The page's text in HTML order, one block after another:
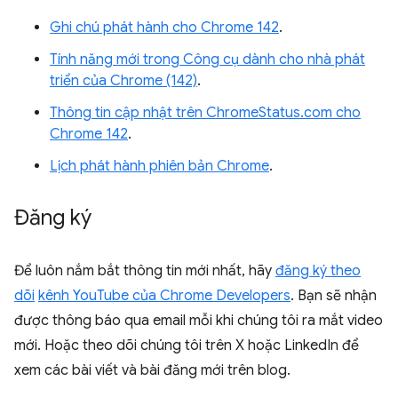
Ghi chú phát hành cho Chrome 142.
Tính năng mới trong Công cụ dành cho nhà phát
triển của Chrome (142).
Thông tin cập nhật trên ChromeStatus.com cho
Chrome 142.
Lịch phát hành phiên bản Chrome.
Đăng ký
Để luôn nắm bắt thông tin mới nhất, hãy đăng ký theo
dõi kênh YouTube của Chrome Developers. Bạn sẽ nhận
được thông báo qua email mỗi khi chúng tôi ra mắt video
mới. Hoặc theo dõi chúng tôi trên X hoặc LinkedIn để
xem các bài viết và bài đăng mới trên blog.